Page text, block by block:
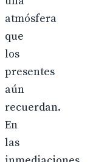
atmósfera
que
los
presentes
aún
recuerdan.
En
las